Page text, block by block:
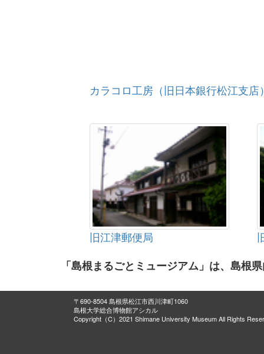
カラコロ工房（旧日本銀行松江支店
旧江津郵便局
「島根まるごとミュージアム」は、島根
〒690-8504 島根県松江市西川津町1060
島根大学総合博物館アシカル
Copyright（C）2021 Shimane University Museum All Rights